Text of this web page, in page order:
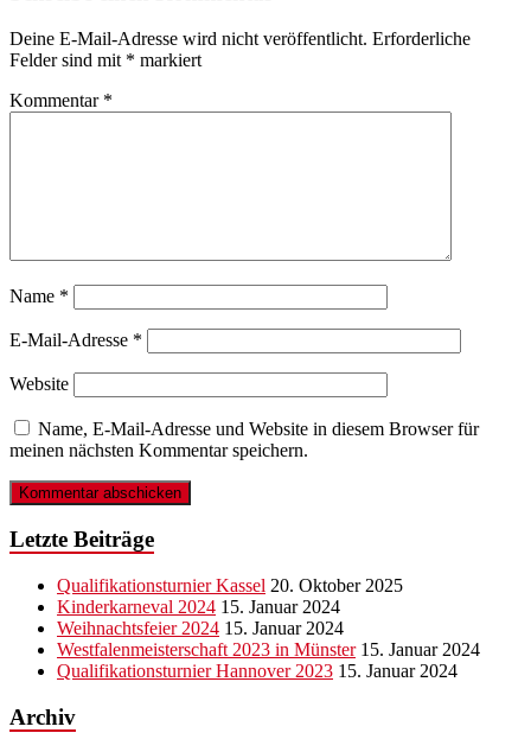
Deine E-Mail-Adresse wird nicht veröffentlicht. Erforderliche
Felder sind mit * markiert
Kommentar *
Name *
E-Mail-Adresse *
Website
Name, E-Mail-Adresse und Website in diesem Browser für
meinen nächsten Kommentar speichern.
Letzte Beiträge
Qualifikationsturnier Kassel 20. Oktober 2025
Kinderkarneval 2024 15. Januar 2024
Weihnachtsfeier 2024 15. Januar 2024
Westfalenmeisterschaft 2023 in Münster 15. Januar 2024
Qualifikationsturnier Hannover 2023 15. Januar 2024
Archiv